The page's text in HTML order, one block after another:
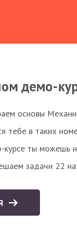
демо-
основы
тебе в таких
ты можешь
задачи 22 на